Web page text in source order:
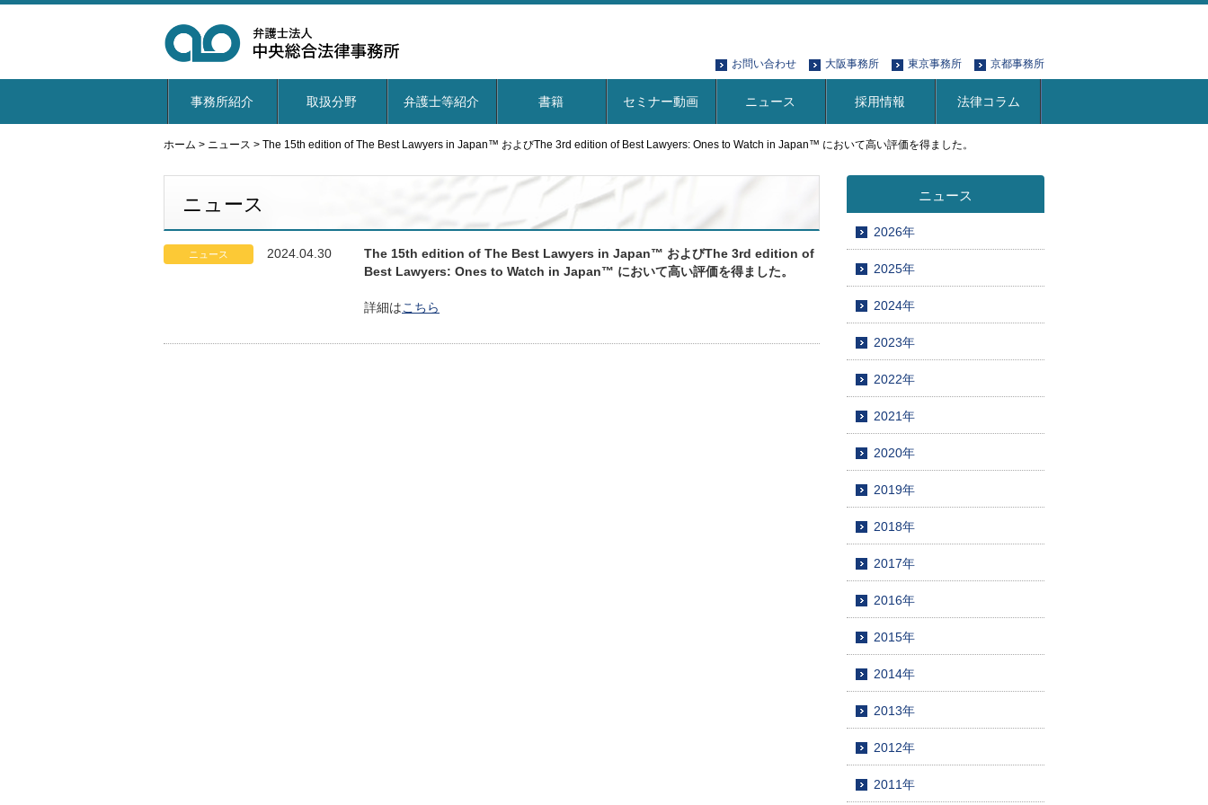
お問い合わせ 大阪事務所 東京事務所 京都事務所
事務所紹介 取扱分野 弁護士等紹介 書籍 セミナー動画 ニュース 採用情報 法律コラム
ホーム > ニュース > The 15th edition of The Best Lawyers in Japan™ およびThe 3rd edition of Best Lawyers: Ones to Watch in Japan™ において高い評価を得ました。
ニュース
ニュース 2024.04.30
The 15th edition of The Best Lawyers in Japan™ およびThe 3rd edition of
Best Lawyers: Ones to Watch in Japan™ において高い評価を得ました。
詳細はこちら
ニュース
2026年
2025年
2024年
2023年
2022年
2021年
2020年
2019年
2018年
2017年
2016年
2015年
2014年
2013年
2012年
2011年